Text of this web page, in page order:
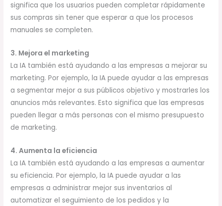
significa que los usuarios pueden completar rápidamente
sus compras sin tener que esperar a que los procesos
manuales se completen.
3. Mejora el marketing
La IA también está ayudando a las empresas a mejorar su
marketing. Por ejemplo, la IA puede ayudar a las empresas
a segmentar mejor a sus públicos objetivo y mostrarles los
anuncios más relevantes. Esto significa que las empresas
pueden llegar a más personas con el mismo presupuesto
de marketing.
4. Aumenta la eficiencia
La IA también está ayudando a las empresas a aumentar
su eficiencia. Por ejemplo, la IA puede ayudar a las
empresas a administrar mejor sus inventarios al
automatizar el seguimiento de los pedidos y la